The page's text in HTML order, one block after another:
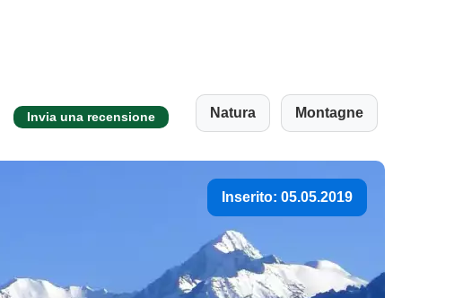
Invia una recensione Natura Montagne
Inserito: 05.05.2019